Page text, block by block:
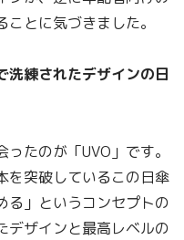
とに気づきました。
洗練されたデザインの日
たのが「UVO」です。
を突破しているこの日傘
る」というコンセプトの
デザインと最高レベルの